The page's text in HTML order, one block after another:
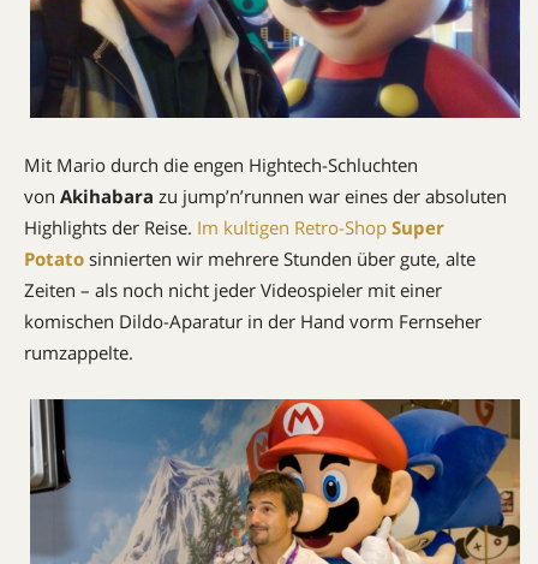
Mit Mario durch die engen Hightech-Schluchten
von Akihabara zu jump’n’runnen war eines der absoluten
Highlights der Reise. Im kultigen Retro-Shop Super
Potato sinnierten wir mehrere Stunden über gute, alte
Zeiten – als noch nicht jeder Videospieler mit einer
komischen Dildo-Aparatur in der Hand vorm Fernseher
rumzappelte.